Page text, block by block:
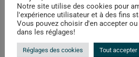
Notre site utilise des cookies pour
l'expérience utilisateur et à des fins
Vous pouvez choisir d'en accepter
dans les réglages!
Réglages des cookies Tout accepter